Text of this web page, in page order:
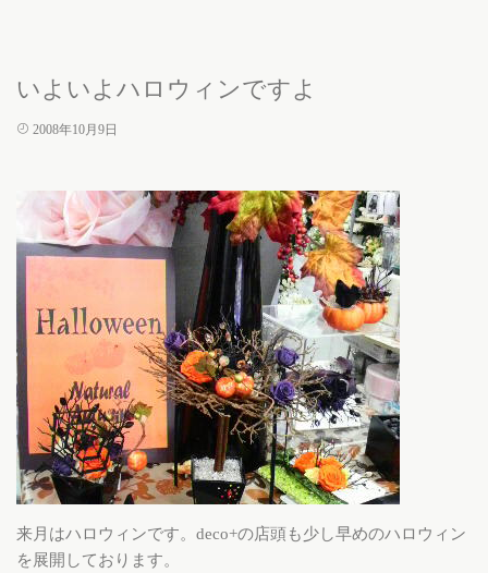
いよいよハロウィンですよ
2008年10月9日
来月はハロウィンです。deco+の店頭も少し早めのハロウィン
を展開しております。